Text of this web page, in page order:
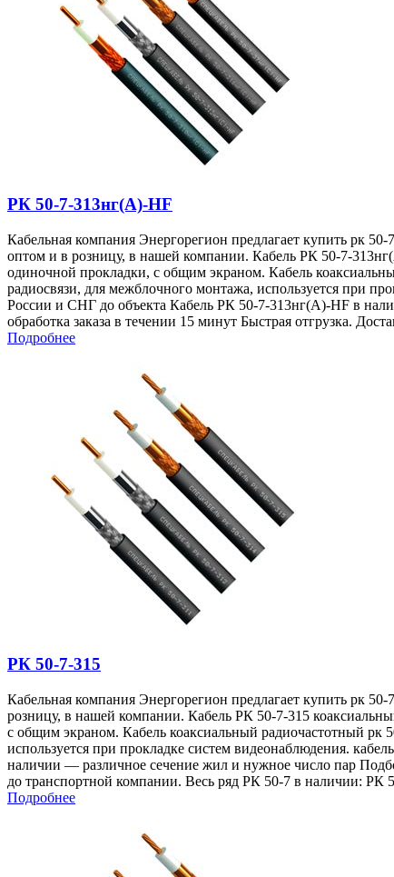
РК 50-7-313нг(A)-HF
Кабельная компания Энергорегион предлагает купить рк
оптом и в розницу, в нашей компании. Кабель РК 50-7-
одиночной прокладки, с общим экраном. Кабель
радиосвязи, для межблочного монтажа, используется при
России и СНГ до объекта Кабель РК 50-7-313нг(A)-HF в
обработка заказа в течении 15 минут Быстрая отгрузка.
Подробнее
РК 50-7-315
Кабельная компания Энергорегион предлагает купить рк
розницу, в нашей компании. Кабель РК 50-7-315
с общим экраном. Кабель коаксиальный радиочастотный рк
используется при прокладке систем видеонаблюдения.
наличии — различное сечение жил и нужное число пар
до транспортной компании. Весь ряд РК 50-7 в наличии: РК
Подробнее